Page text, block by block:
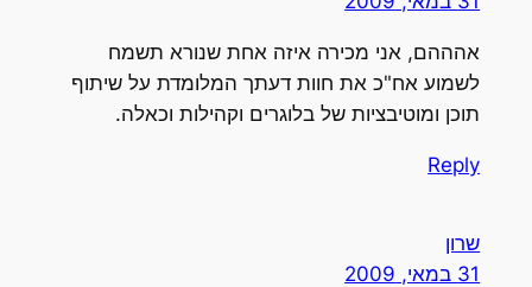
אהההם, אני מכירה איזה אחת שנורא תשמח
לשמוע אח"כ את חוות דעתך המלומדת על שיתוף
תוכן ומוטיבציות של בלוגרים וקהילות וכאלה.
Reply
שרון